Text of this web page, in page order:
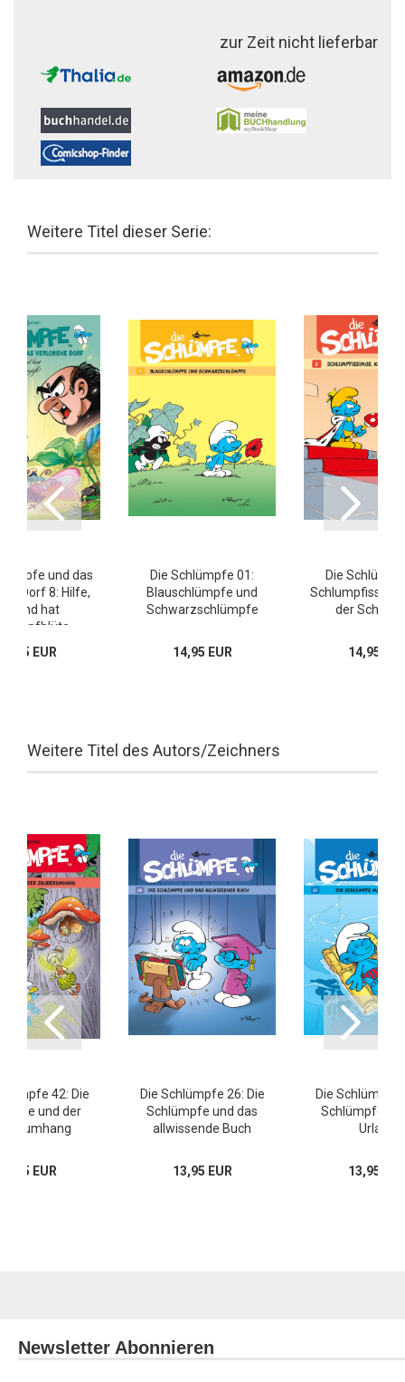
zur Zeit nicht lieferbar
Weitere Titel dieser Serie:
und das
Dorf 8: Hilfe,
hat
EUR
Die Schlümpfe 01:
Blauschlümpfe und
Schwarzschlümpfe
14,95 EUR
Die
der
14,95
Weitere Titel des Autors/Zeichners
42: Die
und der
EUR
Die Schlümpfe 26: Die
Schlümpfe und das
allwissende Buch
13,95 EUR
Die Schlümpfe
Schlümpfe
Urlaub
13,95
Newsletter Abonnieren